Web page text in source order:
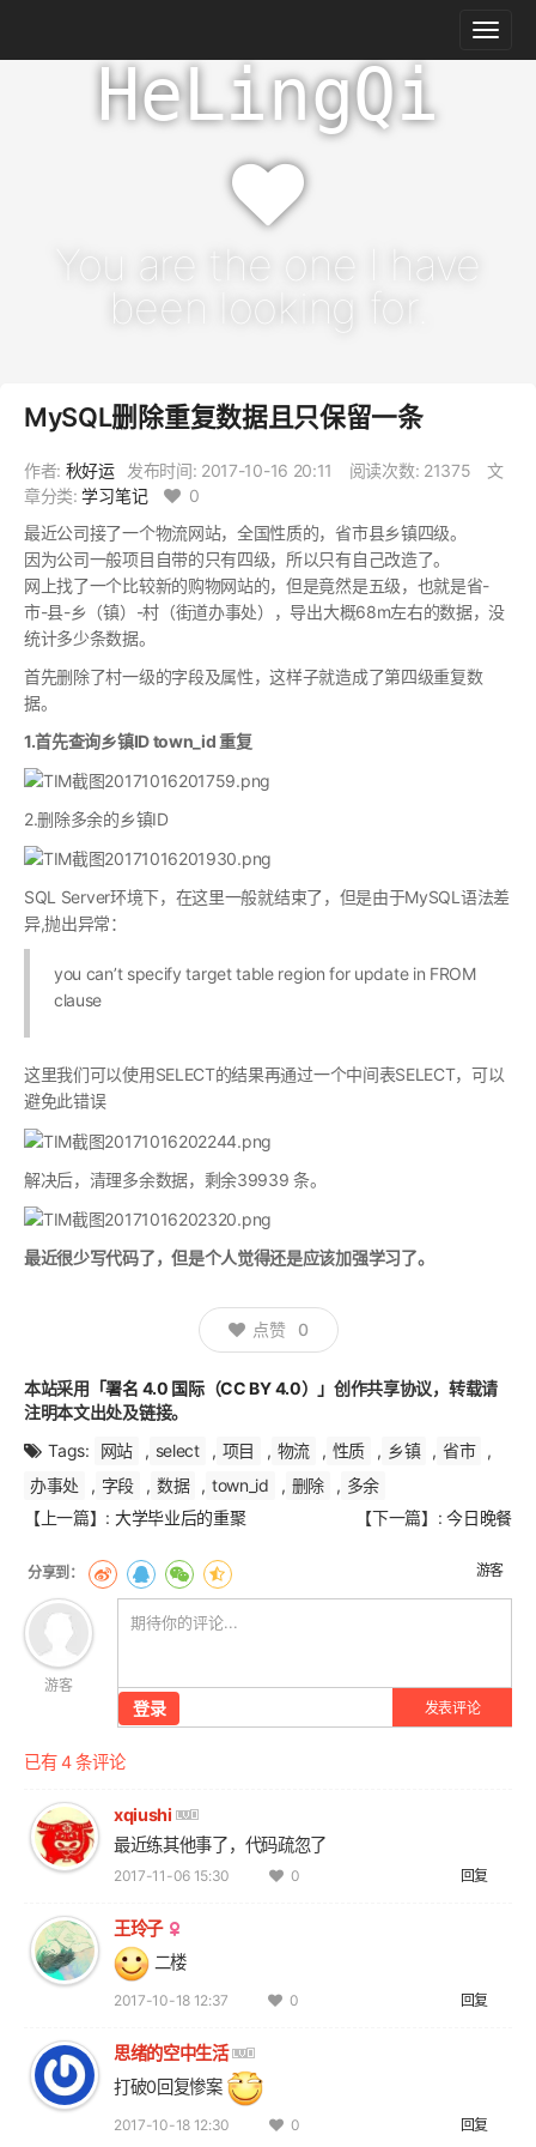
HeLingQi
You are the one I have
been looking for.
MySQL删除重复数据且只保留一条
作者: 秋好运 发布时间: 2017-10-16 20:11 阅读次数: 21375
文
章分类:学习笔记
0
最近公司接了一个物流网站，全国性质的，省市县乡镇四级。
因为公司一般项目自带的只有四级，所以只有自己改造了。
网上找了一个比较新的购物网站的，但是竟然是五级，也就是省-
市-县-乡（镇）-村（街道办事处），导出大概68m左右的数据，没
统计多少条数据。
首先删除了村一级的字段及属性，这样子就造成了第四级重复数
据。
1.首先查询乡镇ID town_id 重复
2.删除多余的乡镇ID
SQL Server环境下，在这里一般就结束了，但是由于MySQL语法差
异,抛出异常：
you can’t specify target table region for update in FROM
clause
这里我们可以使用SELECT的结果再通过一个中间表SELECT，可以
避免此错误
解决后，清理多余数据，剩余39939 条。
最近很少写代码了，但是个人觉得还是应该加强学习了。
点赞 0
本站采用 「署名 4.0 国际（CC BY 4.0）」创作共享协议，转载请
注明本文出处及链接。
Tags:
网站 , select , 项目 , 物流 , 性质 , 乡镇 , 省市
,
办事处
, 字段 , 数据 , town_id , 删除 , 多余
文
页
【上一篇】: 大学毕业后的重聚 【下一篇】:今日晚餐
游客
游客
登录 发表评论
已有 4 条评论
xqiushi
最近练其他事了，代码疏忽了
2017-11-06 15:30 回复
0
王玲子
二楼
2017-10-18 12:37 回复
0
思绪的空中生活
打破0回复惨案
2017-10-18 12:30 回复
0